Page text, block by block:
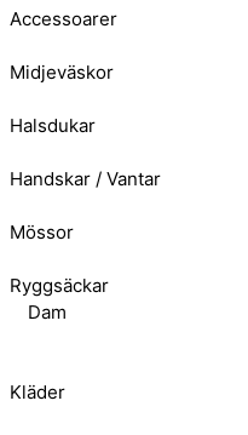
Accessoarer
Midjeväskor
Halsdukar
Handskar / Vantar
Mössor
Ryggsäckar
Dam
Kläder